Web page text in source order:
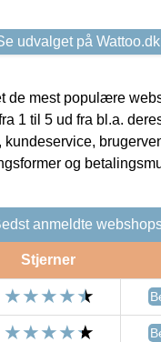
udvalget på Wattoo.dk
de mest populære
1 til 5 ud fra bl.a.
kundeservice,
og
anmeldte
Stjerner